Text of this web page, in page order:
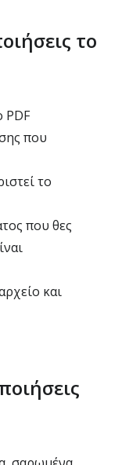
το
PDF
που
το
που θες
και